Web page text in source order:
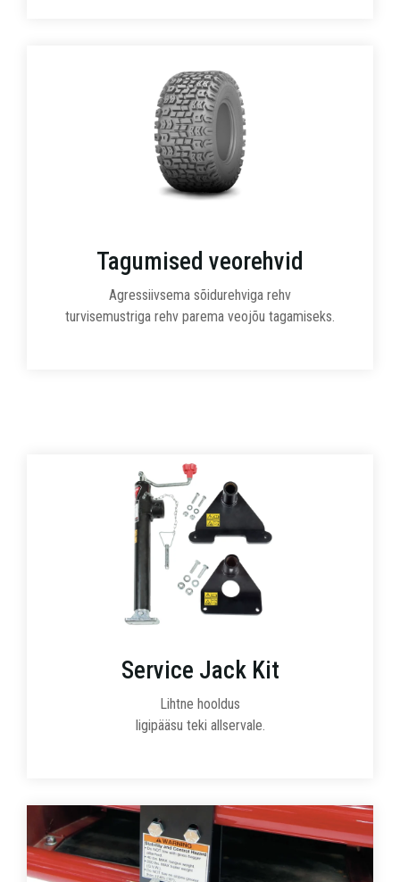
Tagumised veorehvid
Agressiivsema sõidurehviga rehv
turvisemustriga rehv parema veojõu tagamiseks.
Service Jack Kit
Lihtne hooldus
ligipääsu teki allservale.